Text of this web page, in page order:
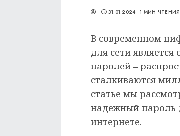
31.01.2024 1 МИН ЧТЕНИЯ
В современном
для сети
паролей –
сталкиваются
статье мы
надежный пароль
интернете.